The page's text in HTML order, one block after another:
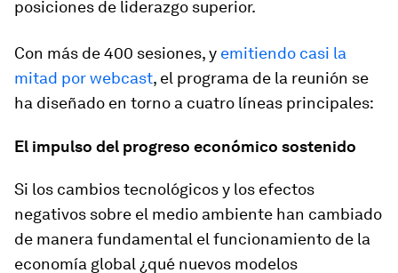
posiciones de liderazgo superior.
Con más de 400 sesiones, y emitiendo casi la
mitad por webcast, el programa de la reunión se
ha diseñado en torno a cuatro líneas principales:
El impulso del progreso económico sostenido
Si los cambios tecnológicos y los efectos
negativos sobre el medio ambiente han cambiado
de manera fundamental el funcionamiento de la
economía global ¿qué nuevos modelos